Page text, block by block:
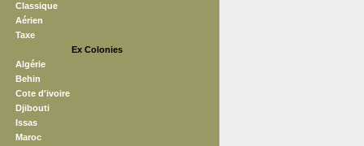
Classique
Aérien
Taxe
Ex Colonies
Algérie
Behin
Cote d'ivoire
Djibouti
Issas
Maroc